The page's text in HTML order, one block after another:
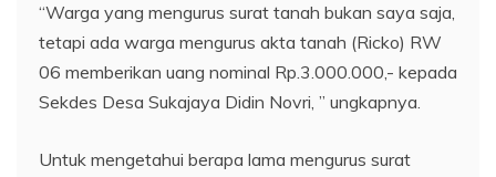
“Warga yang mengurus surat tanah bukan saya saja,
tetapi ada warga mengurus akta tanah (Ricko) RW
06 memberikan uang nominal Rp.3.000.000,- kepada
Sekdes Desa Sukajaya Didin Novri, ” ungkapnya.
Untuk mengetahui berapa lama mengurus surat